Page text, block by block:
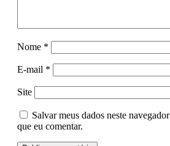
Nome *
E-mail *
Site
Salvar meus dados neste
que eu comentar.